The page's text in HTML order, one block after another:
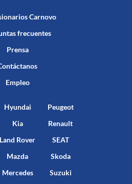
Carnovo
frecuentes
Prensa
Empleo
Hyundai
Kia
Land Rover
Mazda
Mercedes
Peugeot
Renault
SEAT
Skoda
Suzuki